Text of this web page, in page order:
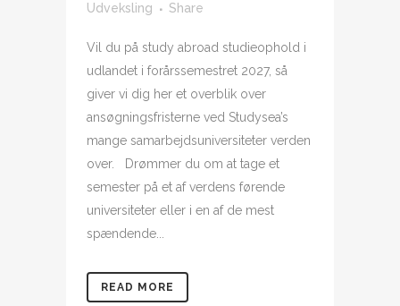
Udveksling
Share
Vil du på study abroad studieophold i
udlandet i forårssemestret 2027, så
giver vi dig her et overblik over
ansøgningsfristerne ved Studysea’s
mange samarbejdsuniversiteter verden
over. Drømmer du om at tage et
semester på et af verdens førende
universiteter eller i en af de mest
spændende...
READ MORE